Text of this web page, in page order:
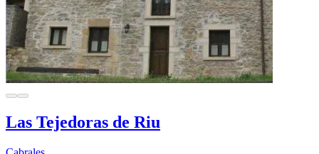
Las Tejedoras de Riu